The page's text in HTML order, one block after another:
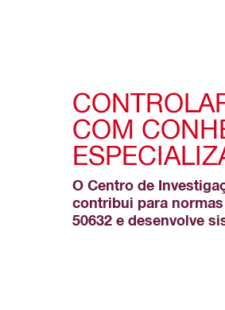
COM
O Centro de
contribui para
50632 e desenvolve